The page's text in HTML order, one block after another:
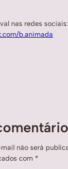
nas redes sociais:
b.animada
não será
com *